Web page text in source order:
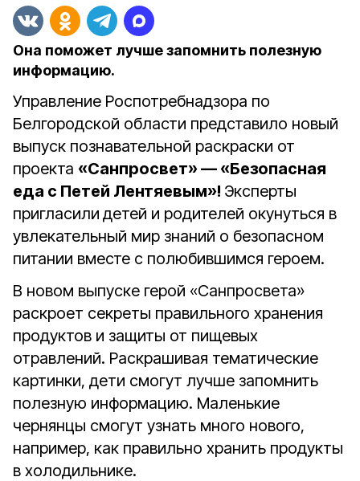
Она поможет лучше запомнить полезную
информацию.
Управление Роспотребнадзора по
Белгородской области представило новый
выпуск познавательной раскраски от
проекта «Санпросвет» — «Безопасная
еда с Петей Лентяевым»! Эксперты
пригласили детей и родителей окунуться в
увлекательный мир знаний о безопасном
питании вместе с полюбившимся героем.
В новом выпуске герой «Санпросвета»
раскроет секреты правильного хранения
продуктов и защиты от пищевых
отравлений. Раскрашивая тематические
картинки, дети смогут лучше запомнить
полезную информацию. Маленькие
чернянцы смогут узнать много нового,
например, как правильно хранить продукты
в холодильнике.